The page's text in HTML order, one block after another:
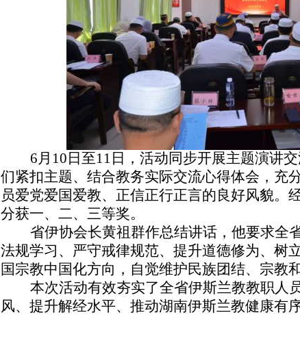
6月10日至11日，活动同步开展主题演讲
们紧扣主题、结合教务实际交流心得体会，充
员爱党爱国爱教、正信正行正言的良好风貌。
分获一、二、三等奖。
省伊协会长黄祖群作总结讲话， 他要求全
法规学习、严守戒律规范、提升道德修为、树
国宗教中国化方向，自觉维护民族团结、宗教
本次活动有效夯实了全省伊斯兰教教职人
风、提升解经水平、推动湖南伊斯兰教健康有